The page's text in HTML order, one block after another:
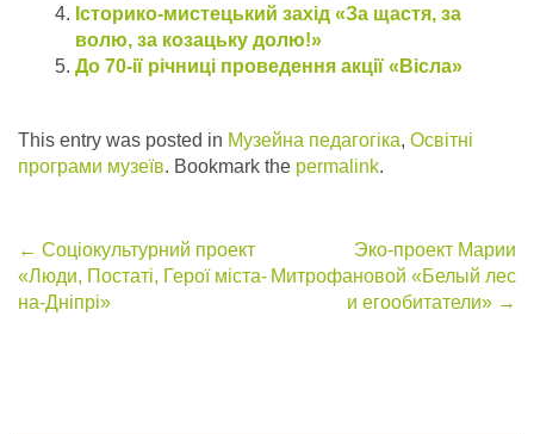
Історико-мистецький захід «За щастя, за
волю, за козацьку долю!»
До 70-ії річниці проведення акції «Вісла»
This entry was posted in Музейна педагогіка, Освітні
програми музеїв. Bookmark the permalink.
Post
navigation
← Соціокультурний проект
«Люди, Постаті, Герої міста-
на-Дніпрі»
Эко-проект Марии
Митрофановой «Белый лес
и егообитатели» →